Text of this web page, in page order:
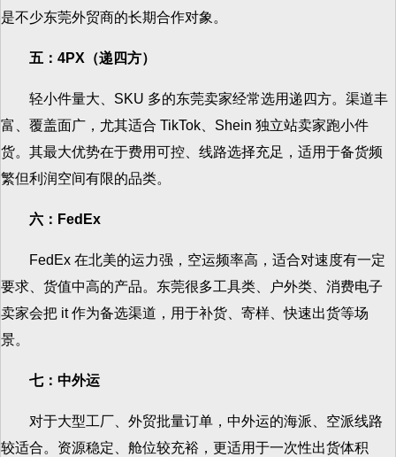
是不少东莞外贸商的长期合作对象。
五：4PX（递四方）
轻小件量大、SKU 多的东莞卖家经常选用递四方。渠道丰
富、覆盖面广，尤其适合 TikTok、Shein 独立站卖家跑小件
货。其最大优势在于费用可控、线路选择充足，适用于备货频
繁但利润空间有限的品类。
六：FedEx
FedEx 在北美的运力强，空运频率高，适合对速度有一定
要求、货值中高的产品。东莞很多工具类、户外类、消费电子
卖家会把 it 作为备选渠道，用于补货、寄样、快速出货等场
景。
七：中外运
对于大型工厂、外贸批量订单，中外运的海派、空派线路
较适合。资源稳定、舱位较充裕，更适用于一次性出货体积